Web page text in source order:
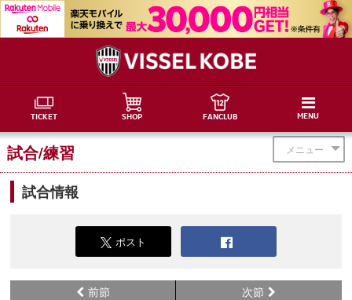
TICKET SHOP FANCLUB MENU
メニュー
試合/練習
試合情報
ポスト
前節 次節